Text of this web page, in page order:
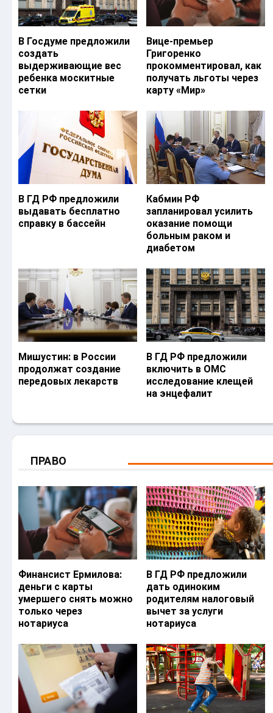
В Госдуме предложили
создать
выдерживающие вес
ребенка москитные
сетки
Вице-премьер
Григоренко
прокомментировал, как
получать льготы через
карту «Мир»
В ГД РФ предложили
выдавать бесплатно
справку в бассейн
Кабмин РФ
запланировал усилить
оказание помощи
больным раком и
диабетом
Мишустин: в России
продолжат создание
передовых лекарств
В ГД РФ предложили
включить в ОМС
исследование клещей
на энцефалит
ПРАВО
Финансист Ермилова:
деньги с карты
умершего снять можно
только через
нотариуса
В ГД РФ предложили
дать одиноким
родителям налоговый
вычет за услуги
нотариуса